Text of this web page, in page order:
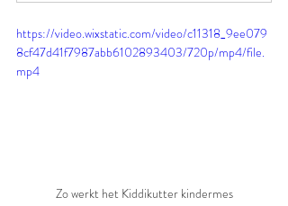
https://video.wixstatic.com/video/c11318_9ee079
8cf47d41f7987abb6102893403/720p/mp4/file.
mp4
Zo werkt het Kiddikutter kindermes